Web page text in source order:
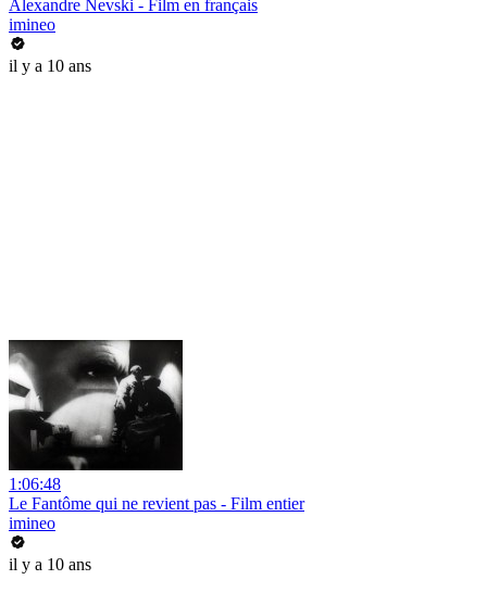
Alexandre Nevski - Film en français
imineo
il y a 10 ans
1:06:48
Le Fantôme qui ne revient pas - Film entier
imineo
il y a 10 ans